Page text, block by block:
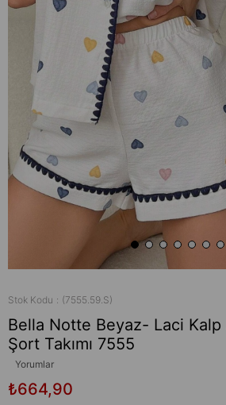
Stok Kodu (7555.59.S)
Bella Notte Beyaz- Laci Kalp
Şort Takımı 7555
Yorumlar
₺664,90